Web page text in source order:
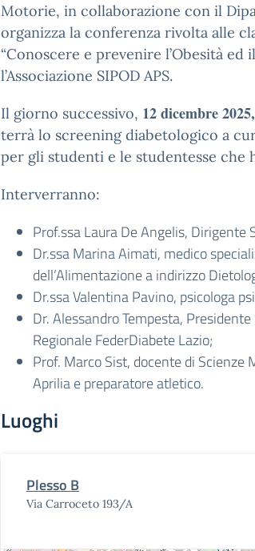
Motorie, in collaborazione con il
organizza la conferenza rivolta alle
“Conoscere e prevenire l’Obesità ed
l’Associazione SIPOD APS.
Il giorno successivo, 12 dicembre
terrà lo screening diabetologico a
per gli studenti e le studentesse che
Interverranno:
Prof.ssa Laura De Angelis, Dirigente
Dr.ssa Marina Aimati, medico
dell’Alimentazione a indirizzo
Dr.ssa Valentina Pavino, psicologa
Dr. Alessandro Tempesta,
Regionale FederDiabete Lazio;
Prof. Marco Sist, docente di Scienze
Aprilia e preparatore atletico.
Luoghi
Plesso B
Via Carroceto 193/A